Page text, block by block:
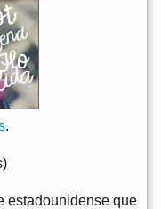
.
estadounidense que